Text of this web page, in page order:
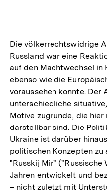
Die völkerrechtswidrige
Russland war eine
auf den Machtwechsel in
ebenso wie die
voraussehen konnte. Der
unterschiedliche
Motive zugrunde, die hier
darstellbar sind. Die
Ukraine ist darüber
politischen Konzepten
"Russkij Mir" ("Russische
Jahren entwickelt und
– nicht zuletzt mit